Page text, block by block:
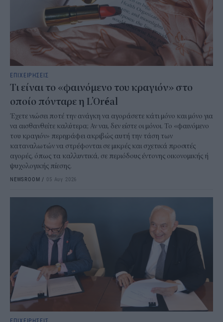
ΕΠΙΧΕΙΡΗΣΕΙΣ
Τι είναι το «φαινόμενο του κραγιόν» στο
οποίο πόνταρε η L’Oréal
Έχετε νιώσει ποτέ την ανάγκη να αγοράσετε κάτι μόνο και μόνο για
να αισθανθείτε καλύτερα; Αν ναι, δεν είστε οι μόνοι. Το «φαινόμενο
του κραγιόν» περιγράφει ακριβώς αυτή την τάση των
καταναλωτών να στρέφονται σε μικρές και σχετικά προσιτές
αγορές, όπως τα καλλυντικά, σε περιόδους έντονης οικονομικής ή
ψυχολογικής πίεσης.
NEWSROOM / 05 Αυγ 2026